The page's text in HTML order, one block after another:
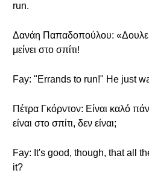
run.
Δανάη Παπαδοπούλου:
μείνει στο σπίτι!
Fay: "Errands to run!" He just
Πέτρα Γκόρντον: Είναι καλό
είναι στο σπίτι, δεν είναι;
Fay: It's good, though, that all
it?